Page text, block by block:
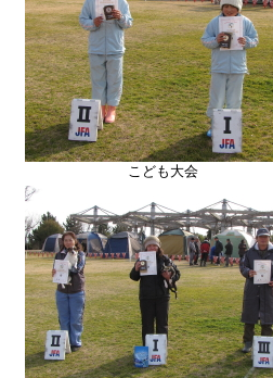
こども大会